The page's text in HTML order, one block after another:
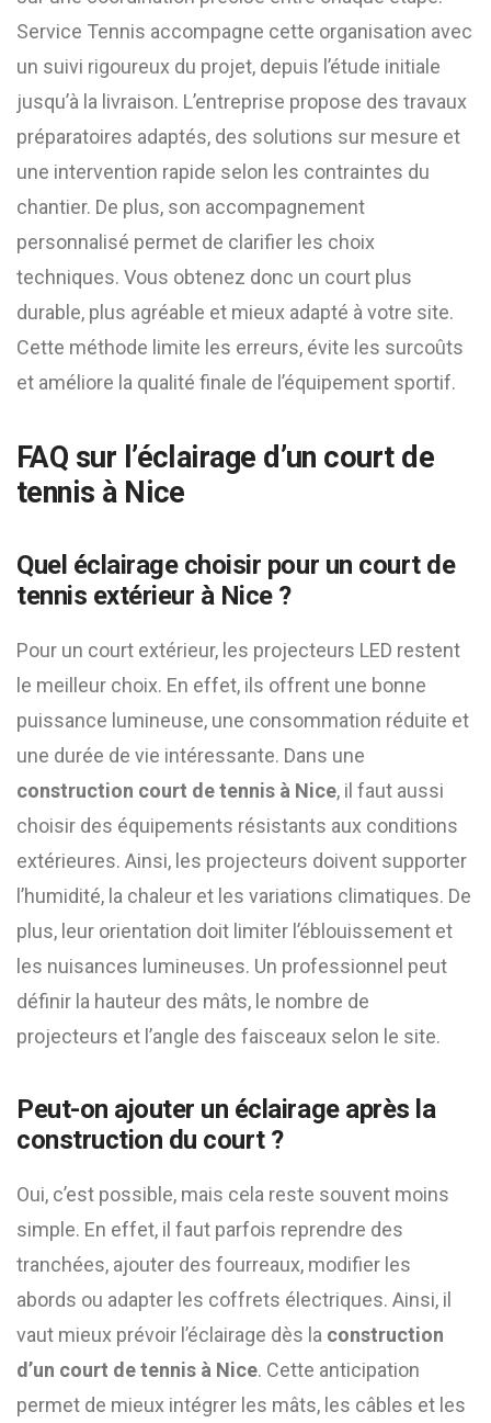
Service Tennis accompagne cette organisation avec
un suivi rigoureux du projet, depuis l’étude initiale
jusqu’à la livraison. L’entreprise propose des travaux
préparatoires adaptés, des solutions sur mesure et
une intervention rapide selon les contraintes du
chantier. De plus, son accompagnement
personnalisé permet de clarifier les choix
techniques. Vous obtenez donc un court plus
durable, plus agréable et mieux adapté à votre site.
Cette méthode limite les erreurs, évite les surcoûts
et améliore la qualité finale de l’équipement sportif.
FAQ sur l’éclairage d’un court de
tennis à Nice
Quel éclairage choisir pour un court de
tennis extérieur à Nice ?
Pour un court extérieur, les projecteurs LED restent
le meilleur choix. En effet, ils offrent une bonne
puissance lumineuse, une consommation réduite et
une durée de vie intéressante. Dans une
construction court de tennis à Nice, il faut aussi
choisir des équipements résistants aux conditions
extérieures. Ainsi, les projecteurs doivent supporter
l’humidité, la chaleur et les variations climatiques. De
plus, leur orientation doit limiter l’éblouissement et
les nuisances lumineuses. Un professionnel peut
définir la hauteur des mâts, le nombre de
projecteurs et l’angle des faisceaux selon le site.
Peut-on ajouter un éclairage après la
construction du court ?
Oui, c’est possible, mais cela reste souvent moins
simple. En effet, il faut parfois reprendre des
tranchées, ajouter des fourreaux, modifier les
abords ou adapter les coffrets électriques. Ainsi, il
vaut mieux prévoir l’éclairage dès la construction
d’un court de tennis à Nice. Cette anticipation
permet de mieux intégrer les mâts, les câbles et les